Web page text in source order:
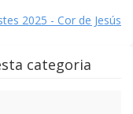
2025 - Cor de Jesús
categoria